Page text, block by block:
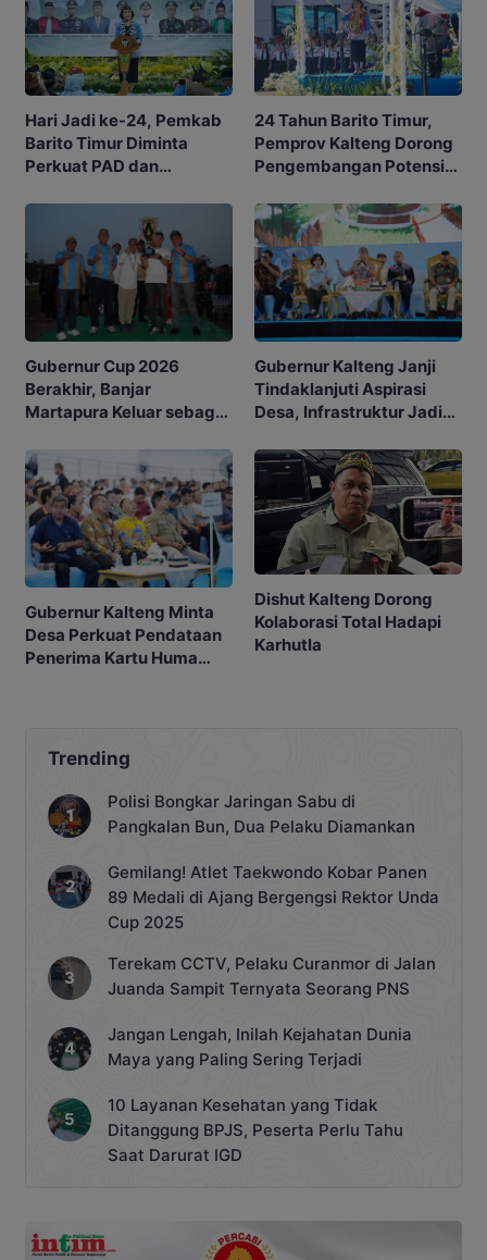
Hari Jadi ke-24, Pemkab
Barito Timur Diminta
Perkuat PAD dan
24 Tahun Barito Timur,
Pemprov Kalteng Dorong
Pengembangan Potensi
Gubernur Cup 2026
Berakhir, Banjar
Martapura Keluar sebagai
Gubernur Kalteng Janji
Tindaklanjuti Aspirasi
Desa, Infrastruktur Jadi
Gubernur Kalteng Minta
Desa Perkuat Pendataan
Penerima Kartu Huma
Dishut Kalteng Dorong
Kolaborasi Total Hadapi
Karhutla
Trending
Polisi Bongkar Jaringan Sabu di
Pangkalan Bun, Dua Pelaku Diamankan
Gemilang! Atlet Taekwondo Kobar Panen
89 Medali di Ajang Bergengsi Rektor Unda
Cup 2025
Terekam CCTV, Pelaku Curanmor di Jalan
Juanda Sampit Ternyata Seorang PNS
Jangan Lengah, Inilah Kejahatan Dunia
Maya yang Paling Sering Terjadi
10 Layanan Kesehatan yang Tidak
Ditanggung BPJS, Peserta Perlu Tahu
Saat Darurat IGD